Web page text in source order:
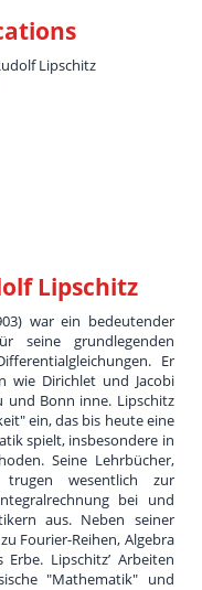
Lipschitz
Lipschitz
war ein bedeutender
seine grundlegenden
Er
wie Dirichlet und Jacobi
und Bonn inne. Lipschitz
ein, das bis heute eine
spielt, insbesondere in
Seine Lehrbücher,
wesentlich zur
bei und
aus. Neben seiner
Fourier-Reihen, Algebra
Lipschitz’ Arbeiten
"Mathematik" und